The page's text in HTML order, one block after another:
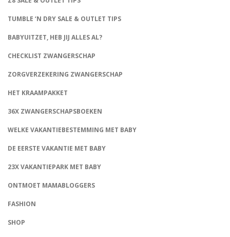
TUMBLE ‘N DRY SALE & OUTLET TIPS
BABYUITZET, HEB JIJ ALLES AL?
CHECKLIST ZWANGERSCHAP
ZORGVERZEKERING ZWANGERSCHAP
HET KRAAMPAKKET
36X ZWANGERSCHAPSBOEKEN
WELKE VAKANTIEBESTEMMING MET BABY
DE EERSTE VAKANTIE MET BABY
23X VAKANTIEPARK MET BABY
ONTMOET MAMABLOGGERS
FASHION
SHOP